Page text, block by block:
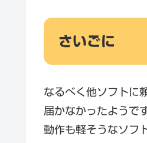
さいごに
なるべく他ソフトに
届かなかったようです
動作も軽そうなソフ